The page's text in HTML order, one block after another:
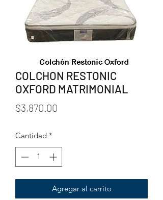
COLCHON RESTONIC
OXFORD MATRIMONIAL
$3,870.00
Cantidad *
Agregar al carrito